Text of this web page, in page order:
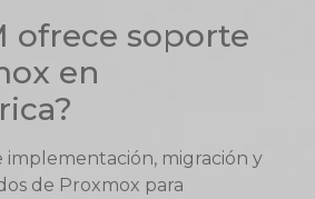
ofrece soporte
en
implementación, migración y
de Proxmox para